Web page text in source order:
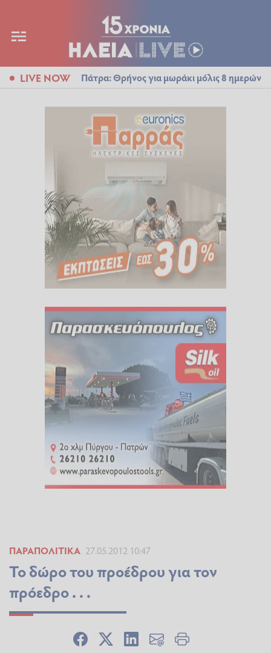
LIVE NOW Πάτρα: Θρήνος για μωράκι μόλις 8 ημερών
ΠΑΡΑΠΟΛΙΤΙΚΆ 27.05.2012 10:47
Το δώρο του προέδρου για τον
πρόεδρο . . .